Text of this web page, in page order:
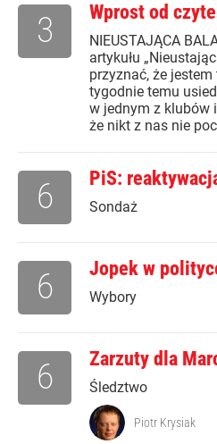
Wprost od
NIEUSTAJĄCA
artykułu
przyznać, że
tygodnie temu
w jednym z klubów
że nikt z nas nie
3
PiS:
Sondaż
6
Jopek w
Wybory
6
Zarzuty dla
Śledztwo
6
Piotr Krysiak